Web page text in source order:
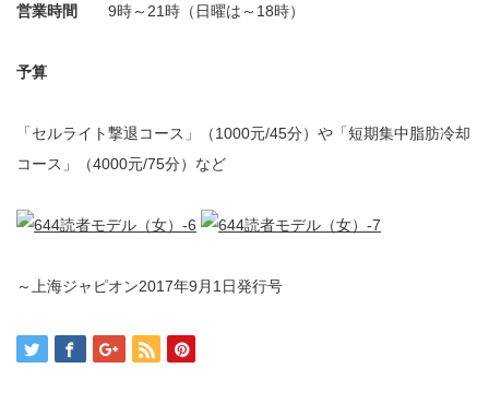
営業時間 9時～21時（日曜は～18時）
予算
「セルライト撃退コース」（1000元/45分）や「短期集中脂肪冷却
コース」（4000元/75分）など
～上海ジャピオン2017年9月1日発行号